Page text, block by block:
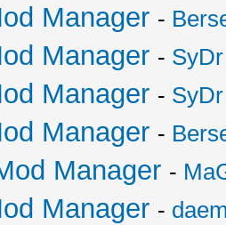
Manager -
Manager - SyDr
Manager - SyDr
Manager -
Manager -
Manager -